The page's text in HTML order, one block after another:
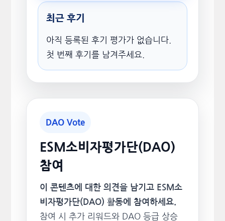
최근 후기
아직 등록된 후기 평가가 없습니다.
첫 번째 후기를 남겨주세요.
DAO Vote
ESM소비자평가단(DAO)
참여
이 콘텐츠에 대한 의견을 남기고 ESM소
비자평가단(DAO) 활동에 참여하세요.
참여 시 추가 리워드와 DAO 등급 상승